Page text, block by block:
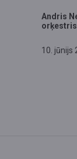
Andris
10. jūnijs